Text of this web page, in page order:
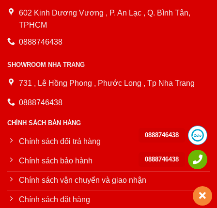
602 Kinh Dương Vương , P. An Lạc , Q. Bình Tân,
TPHCM
0888746438
SHOWROOM NHA TRANG
731 , Lê Hồng Phong , Phước Long , Tp Nha Trang
0888746438
CHÍNH SÁCH BÁN HÀNG
Chính sách đổi trả hàng
Chính sách bảo hành
Chính sách vận chuyển và giao nhận
Chính sách đặt hàng
0888746438
0888746438